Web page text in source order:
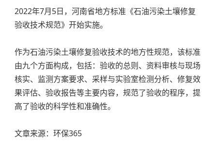
2022年7月5日，河南省地方标准《石油污染土壤修复
验收技术规范》开始实施。
作为石油污染土壤修复验收技术的地方性规范，该标准
由九个方面构成，包括：验收的总则、资料审核与现场
核实、监测方案要求、采样与实验室检测分析、修复效
果评估、验收报告等主要内容，规范了验收的程序，提
高了验收的科学性和准确性。
文章来源：环保365